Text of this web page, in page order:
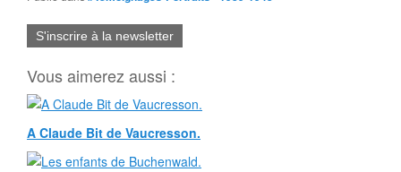
S'inscrire à la newsletter
Vous aimerez aussi :
A Claude Bit de Vaucresson.